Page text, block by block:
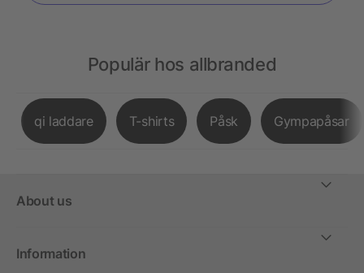
Populär hos allbranded
qi laddare T-shirts Påsk Gympapåsar
About us
Information